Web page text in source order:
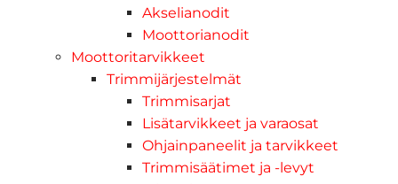
Akselianodit
Moottorianodit
Moottoritarvikkeet
Trimmijärjestelmät
Trimmisarjat
Lisätarvikkeet ja varaosat
Ohjainpaneelit ja tarvikkeet
Trimmisäätimet ja -levyt